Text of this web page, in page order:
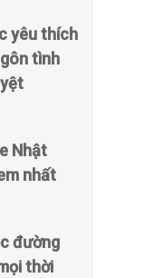
yêu thích
tình
Nhật
nhất
đường
thời